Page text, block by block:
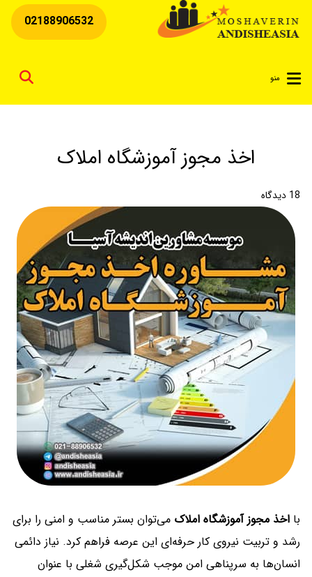
02188906532
منو
for:
اخذ مجوز آموزشگاه املاک
18 دیدگاه
با اخذ مجوز آموزشگاه املاک می‌توان بستر مناسب و امنی را برای
رشد و تربیت نیروی کار حرفه‌ای این عرصه فراهم کرد. نیاز دائمی
انسان‌ها به سرپناهی امن موجب شکل‌گیری شغلی با عنوان